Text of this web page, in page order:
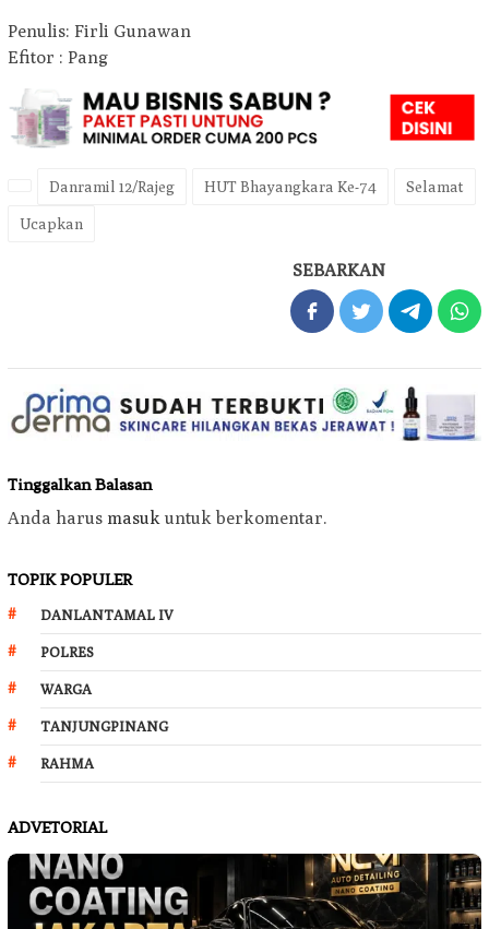
Penulis: Firli Gunawan
Efitor : Pang
Danramil 12/Rajeg HUT Bhayangkara Ke-74 Selamat
Ucapkan
SEBARKAN
Tinggalkan Balasan
Anda harus masuk untuk berkomentar.
TOPIK POPULER
DANLANTAMAL IV
POLRES
WARGA
TANJUNGPINANG
RAHMA
ADVETORIAL